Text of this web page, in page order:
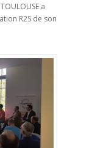
a
R2S de son